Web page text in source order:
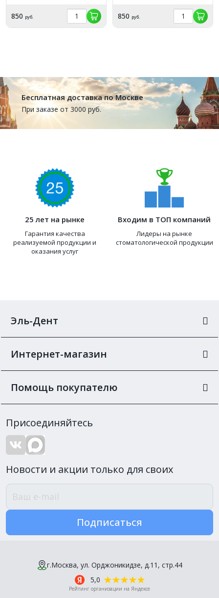
850 руб. 850 руб.
Бесплатная доставка по Москве
При заказе от 3000 руб.
25 лет на рынке
Гарантия качества
реализуемой продукции и
оказания услуг
Входим в ТОП компаний
Лидеры на рынке
стоматологической продукции
Эль-Дент
Интернет-магазин
Помощь покупателю
Присоединяйтесь
Новости и акции только для своих
Подписаться
г.Москва, ул. Орджоникидзе, д.11, стр.44
5,0
Рейтинг организации на Яндексе